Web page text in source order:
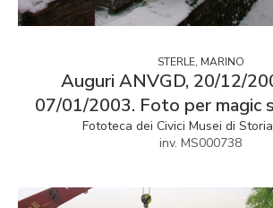
STERLE, MARINO
Auguri ANVGD, 20/12/
07/01/2003. Foto per magic
Fototeca dei Civici Musei di
inv. MS000738